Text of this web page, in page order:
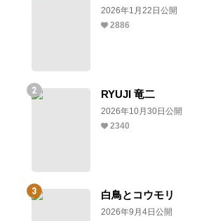
2026年1月22日公開
2886
RYUJI 竜二
2026年10月30日公開
2340
白鳥とコウモリ
2026年9月4日公開